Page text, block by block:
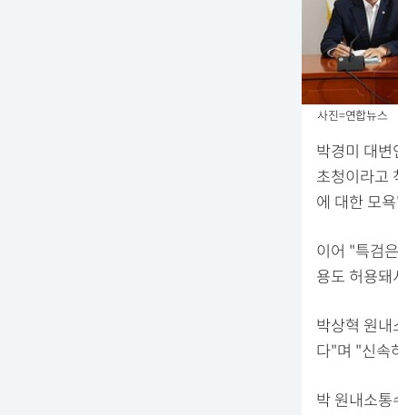
사진=연합뉴스
박경미 대
초청이라고
에 대한 모
이어 "특검
용도 허용돼
박상혁 원
다"며 "신속
박 원내소